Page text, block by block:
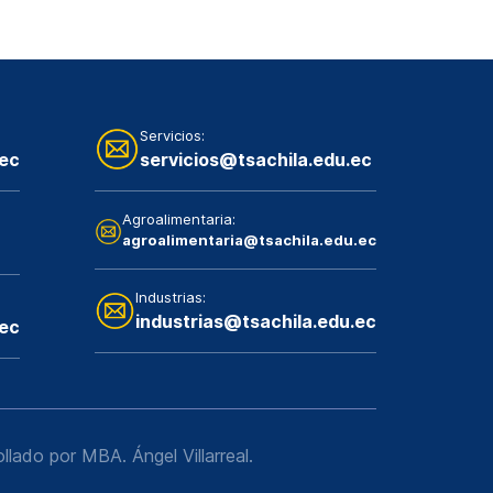
Servicios:
servicios@tsachila.edu.ec
Agroalimentaria:
agroalimentaria@tsachila.edu.ec
Industrias:
industrias@tsachila.edu.ec
por MBA. Ángel Villarreal.